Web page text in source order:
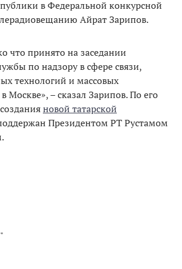
в Федеральной конкурсной
Айрат Зарипов.
что принято на заседании
по надзору в сфере связи,
технологий и массовых
Москве», ­– сказал Зарипов. По его
новой татарской
Президентом РТ Рустамом